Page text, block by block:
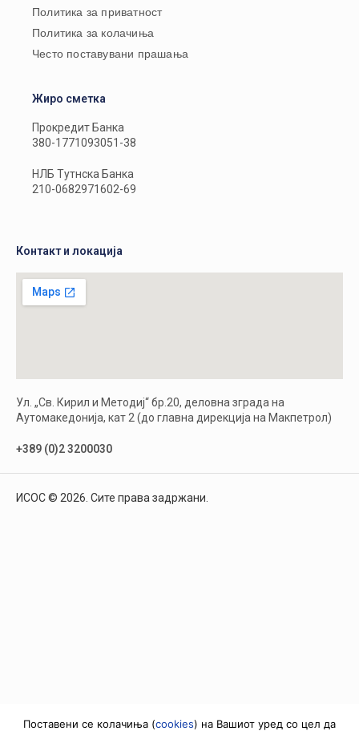
Политика за приватност
Политика за колачиња
Често поставувани прашања
Жиро сметка
Прокредит Банка
380-1771093051-38
НЛБ Тутнска Банка
210-0682971602-69
Контакт и локација
Ул. „Св. Кирил и Методиј“ бр.20, деловна зграда на
Аутомакедонија, кат 2 (до главна дирекција на Макпетрол)
+389 (0)2 3200030
ИСОС © 2026. Сите права задржани.
Поставени се колачиња (cookies) на Вашиот уред со цел да